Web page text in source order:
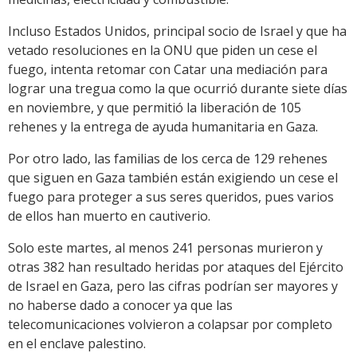
Incluso Estados Unidos, principal socio de Israel y que ha
vetado resoluciones en la ONU que piden un cese el
fuego, intenta retomar con Catar una mediación para
lograr una tregua como la que ocurrió durante siete días
en noviembre, y que permitió la liberación de 105
rehenes y la entrega de ayuda humanitaria en Gaza.
Por otro lado, las familias de los cerca de 129 rehenes
que siguen en Gaza también están exigiendo un cese el
fuego para proteger a sus seres queridos, pues varios
de ellos han muerto en cautiverio.
Solo este martes, al menos 241 personas murieron y
otras 382 han resultado heridas por ataques del Ejército
de Israel en Gaza, pero las cifras podrían ser mayores y
no haberse dado a conocer ya que las
telecomunicaciones volvieron a colapsar por completo
en el enclave palestino.